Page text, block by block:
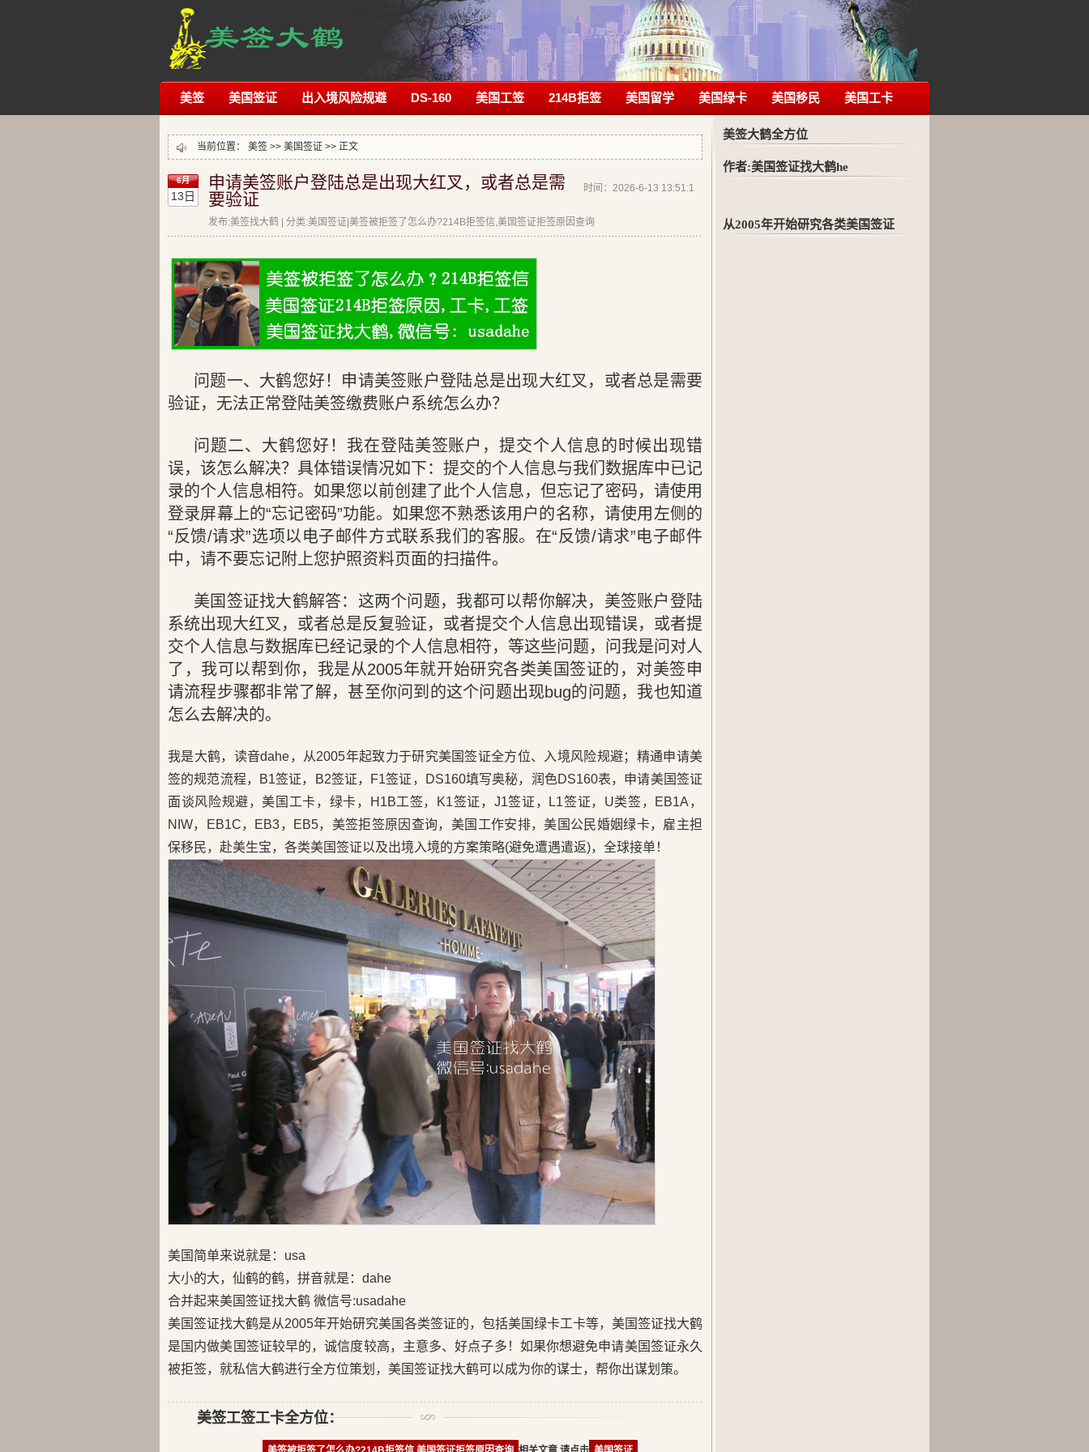
美签 美国签证 出入境风险规避 DS-160 美国工签 214B拒签 美国留学 美国绿卡 美国移民 美国工卡
当前位置： 美签 >> 美国签证 >> 正文
6月
13日
时间：2026-6-13 13:51:1
申请美签账户登陆总是出现大红叉，或者总是需
要验证
发布:美签找大鹤 | 分类:美国签证|美签被拒签了怎么办?214B拒签信,美国签证拒签原因查询
问题一、大鹤您好！申请美签账户登陆总是出现大红叉，或者总是需要
验证，无法正常登陆美签缴费账户系统怎么办？
问题二、大鹤您好！我在登陆美签账户，提交个人信息的时候出现错
误，该怎么解决？具体错误情况如下：提交的个人信息与我们数据库中已记
录的个人信息相符。如果您以前创建了此个人信息，但忘记了密码，请使用
登录屏幕上的“忘记密码”功能。如果您不熟悉该用户的名称，请使用左侧的
“反馈/请求”选项以电子邮件方式联系我们的客服。在“反馈/请求”电子邮件
中，请不要忘记附上您护照资料页面的扫描件。
美国签证找大鹤解答：这两个问题，我都可以帮你解决，美签账户登陆
系统出现大红叉，或者总是反复验证，或者提交个人信息出现错误，或者提
交个人信息与数据库已经记录的个人信息相符，等这些问题，问我是问对人
了，我可以帮到你，我是从2005年就开始研究各类美国签证的，对美签申
请流程步骤都非常了解，甚至你问到的这个问题出现bug的问题，我也知道
怎么去解决的。
我是大鹤，读音dahe，从2005年起致力于研究美国签证全方位、入境风险规避；精通申请美
签的规范流程，B1签证，B2签证，F1签证，DS160填写奥秘，润色DS160表，申请美国签证
面谈风险规避，美国工卡，绿卡，H1B工签，K1签证，J1签证，L1签证，U类签，EB1A，
NIW，EB1C，EB3，EB5，美签拒签原因查询，美国工作安排，美国公民婚姻绿卡，雇主担
保移民，赴美生宝，各类美国签证以及出境入境的方案策略(避免遭遇遣返)，全球接单！
美国简单来说就是：usa
大小的大，仙鹤的鹤，拼音就是：dahe
合并起来美国签证找大鹤 微信号:usadahe
美国签证找大鹤是从2005年开始研究美国各类签证的，包括美国绿卡工卡等，美国签证找大鹤
是国内做美国签证较早的，诚信度较高，主意多、好点子多！如果你想避免申请美国签证永久
被拒签，就私信大鹤进行全方位策划，美国签证找大鹤可以成为你的谋士，帮你出谋划策。
美签工签工卡全方位：
美签大鹤全方位
作者:美国签证找大鹤he
从2005年开始研究各类美国签证